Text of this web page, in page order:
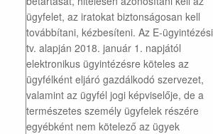
ügyfelet, az iratokat biztonságosan kell
továbbítani, kézbesíteni. Az E-ügyintézési
tv. alapján 2018. január 1. napjától
elektronikus ügyintézésre köteles az
ügyfélként eljáró gazdálkodó szervezet,
valamint az ügyfél jogi képviselője, de a
természetes személy ügyfelek részére
egyébként nem kötelező az ügyek